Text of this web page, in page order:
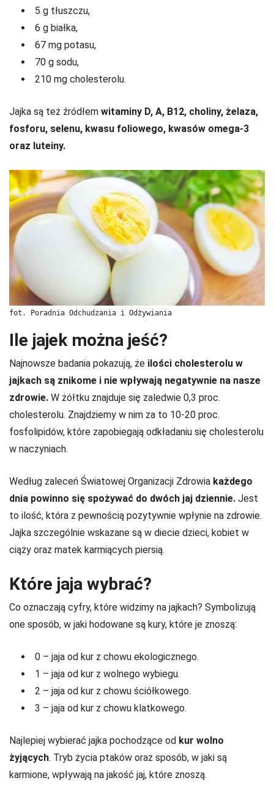
5 g tłuszczu,
6 g białka,
67 mg potasu,
70 g sodu,
210 mg cholesterolu.
Jajka są też źródłem witaminy D, A, B12, choliny, żelaza,
fosforu, selenu, kwasu foliowego, kwasów omega-3
oraz luteiny.
fot. Poradnia Odchudzania i Odżywiania
Ile jajek można jeść?
Najnowsze badania pokazują, że ilości cholesterolu w
jajkach są znikome i nie wpływają negatywnie na nasze
zdrowie. W żółtku znajduje się zaledwie 0,3 proc.
cholesterolu. Znajdziemy w nim za to 10-20 proc.
fosfolipidów, które zapobiegają odkładaniu się cholesterolu
w naczyniach.
Według zaleceń Światowej Organizacji Zdrowia każdego
dnia powinno się spożywać do dwóch jaj dziennie. Jest
to ilość, która z pewnością pozytywnie wpłynie na zdrowie.
Jajka szczególnie wskazane są w diecie dzieci, kobiet w
ciąży oraz matek karmiących piersią.
Które jaja wybrać?
Co oznaczają cyfry, które widzimy na jajkach? Symbolizują
one sposób, w jaki hodowane są kury, które je znoszą:
0 – jaja od kur z chowu ekologicznego.
1 – jaja od kur z wolnego wybiegu.
2 – jaja od kur z chowu ściółkowego.
3 – jaja od kur z chowu klatkowego.
Najlepiej wybierać jajka pochodzące od kur wolno
żyjących. Tryb życia ptaków oraz sposób, w jaki są
karmione, wpływają na jakość jaj, które znoszą.